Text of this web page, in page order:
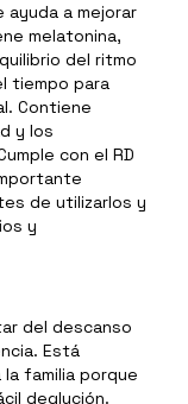
ayuda a mejorar
melatonina,
del ritmo
tiempo para
Contiene
y los
con el RD
de utilizarlos y
y
del descanso
Está
familia porque
deglución.